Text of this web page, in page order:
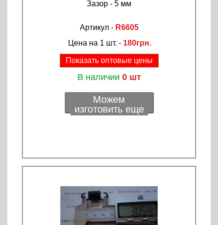
Зазор - 5 мм
Артикул - R6605
Цена на 1 шт. - 180грн.
Показать оптовые цены
В наличии 0 шт
Можем
изготовить еще